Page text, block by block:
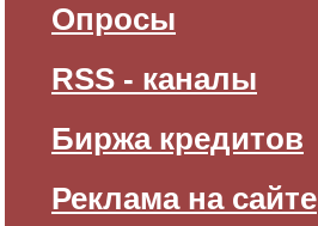
Опросы
RSS - каналы
Биржа кредитов
Реклама на сайте